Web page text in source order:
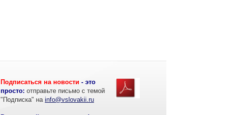
Подписаться на новости - это
просто: отправьте письмо с темой
"Подписка" на info@vslovakii.ru